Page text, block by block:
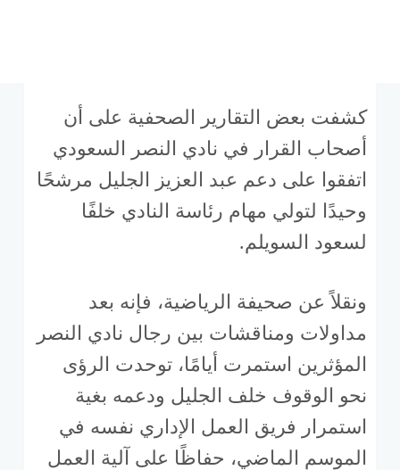
كشفت بعض التقارير الصحفية على أن
أصحاب القرار في نادي النصر السعودي
اتفقوا على دعم عبد العزيز الجليل مرشحًا
وحيدًا لتولي مهام رئاسة النادي خلفًا
لسعود السويلم.
ونقلاً عن صحيفة الرياضية، فإنه بعد
مداولات ومناقشات بين رجال نادي النصر
المؤثرين استمرت أيامًا، توحدت الرؤى
نحو الوقوف خلف الجليل ودعمه بغية
استمرار فريق العمل الإداري نفسه في
الموسم الماضي، حفاظًا على آلية العمل